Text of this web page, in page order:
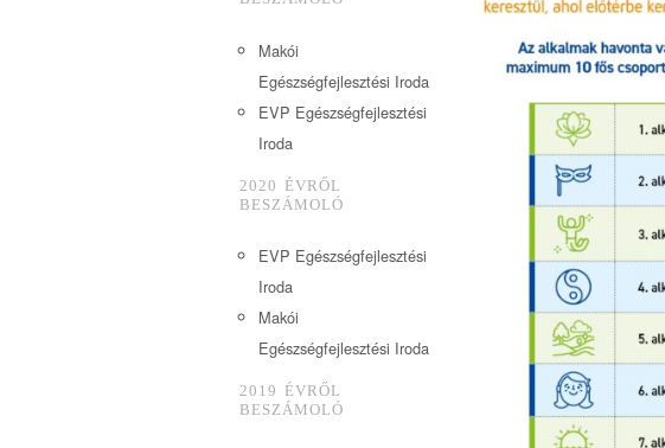
Makói
Egészségfejlesztési Iroda
EVP Egészségfejlesztési
Iroda
2020 ÉVRŐL
BESZÁMOLÓ
EVP Egészségfejlesztési
Iroda
Makói
Egészségfejlesztési Iroda
2019 ÉVRŐL
BESZÁMOLÓ